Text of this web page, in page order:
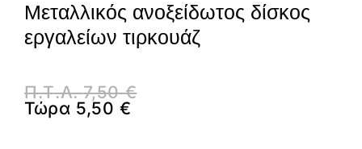
Μεταλλικός ανοξείδωτος δίσκος
εργαλείων τιρκουάζ
Π.Τ.Λ.7,50€
Τώρα 5,50€